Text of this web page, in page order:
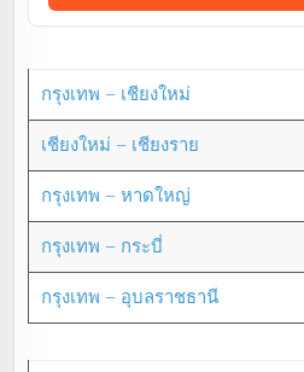
กรุงเทพ – เชียงใหม่
เชียงใหม่ – เชียงราย
กรุงเทพ – หาดใหญ่
กรุงเทพ – กระบี่
กรุงเทพ – อุบลราชธานี